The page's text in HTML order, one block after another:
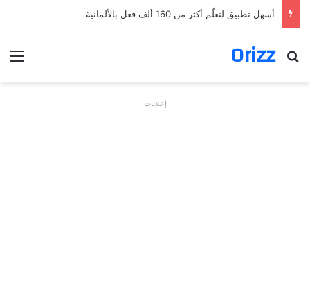
أسهل تطبيق لتعلّم أكثر من 160 ألف فعل بالألمانية
Orizz
بحث عن
إعلانات